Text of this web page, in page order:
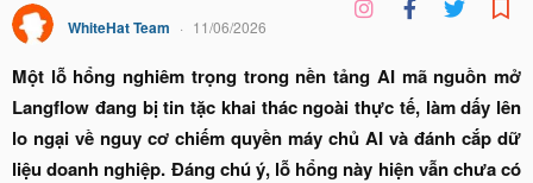
WhiteHat Team 11/06/2026
Một lỗ hổng nghiêm trọng trong nền tảng AI mã nguồn mở
Langflow đang bị tin tặc khai thác ngoài thực tế, làm dấy lên
lo ngại về nguy cơ chiếm quyền máy chủ AI và đánh cắp dữ
liệu doanh nghiệp. Đáng chú ý, lỗ hổng này hiện vẫn chưa có